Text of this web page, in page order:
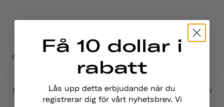
Cykel, skateboard,
rullskridskor, sparkcykel
UTFORMAD FÖR
Cykel
Säkerhetscertifieringar Säkerhetscertifieringar
Få 10 dollar i
rabatt
Lås upp detta erbjudande när du
registrerar dig för vårt nyhetsbrev. Vi